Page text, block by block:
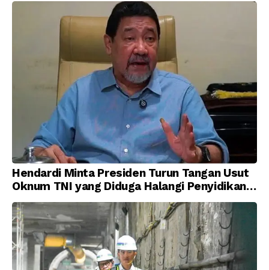
Hendardi Minta Presiden Turun Tangan Usut
Oknum TNI yang Diduga Halangi Penyidikan
Korupsi